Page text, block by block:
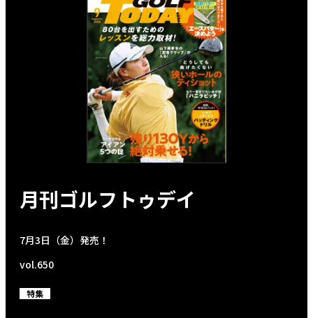
月刊ゴルフトゥデイ
7月3日（金）発売！
vol.650
特集